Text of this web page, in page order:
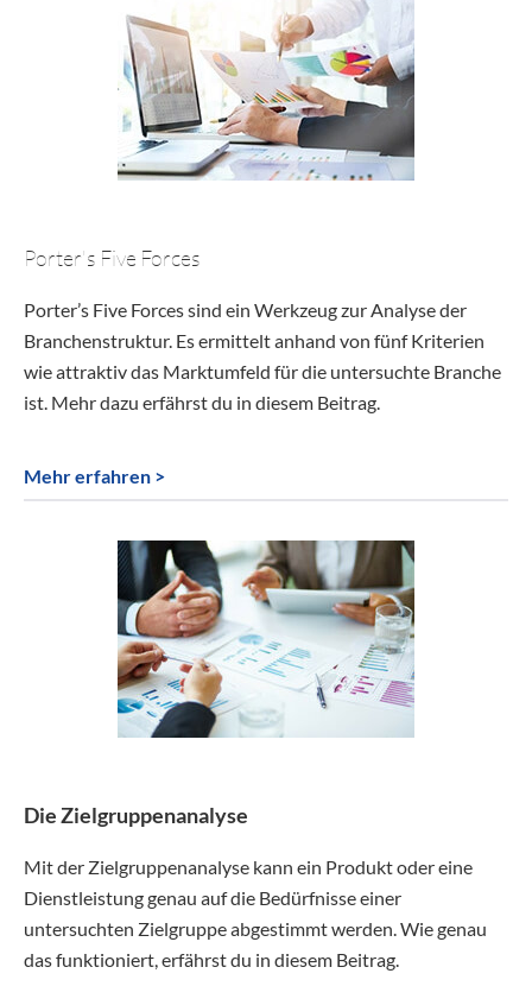
Porter's Five Forces
Porter’s Five Forces sind ein Werkzeug zur Analyse der
Branchenstruktur. Es ermittelt anhand von fünf Kriterien
wie attraktiv das Marktumfeld für die untersuchte Branche
ist. Mehr dazu erfährst du in diesem Beitrag.
Mehr erfahren >
Die Zielgruppenanalyse
Mit der Zielgruppenanalyse kann ein Produkt oder eine
Dienstleistung genau auf die Bedürfnisse einer
untersuchten Zielgruppe abgestimmt werden. Wie genau
das funktioniert, erfährst du in diesem Beitrag.